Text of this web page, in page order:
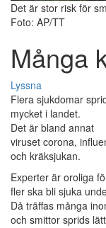
Det är stor risk för
Foto: AP/TT
Många
Lyssna
Flera sjukdomar
mycket i landet.
Det är bland annat
viruset corona,
och kräksjukan.
Experter är oroliga
fler ska bli sjuka
Då träffas många
och smittor sprids